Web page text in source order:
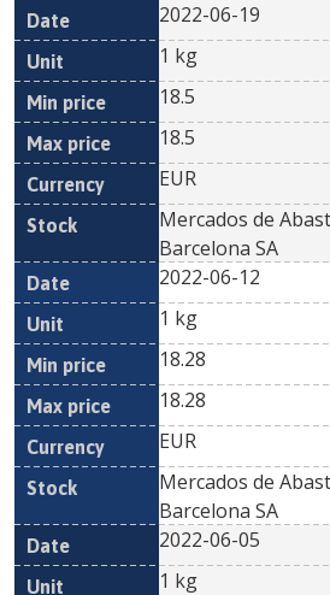
2022-06-19
1 kg
18.5
18.5
EUR
Mercados de
Barcelona SA
2022-06-12
1 kg
18.28
18.28
EUR
Mercados de
Barcelona SA
2022-06-05
1 kg